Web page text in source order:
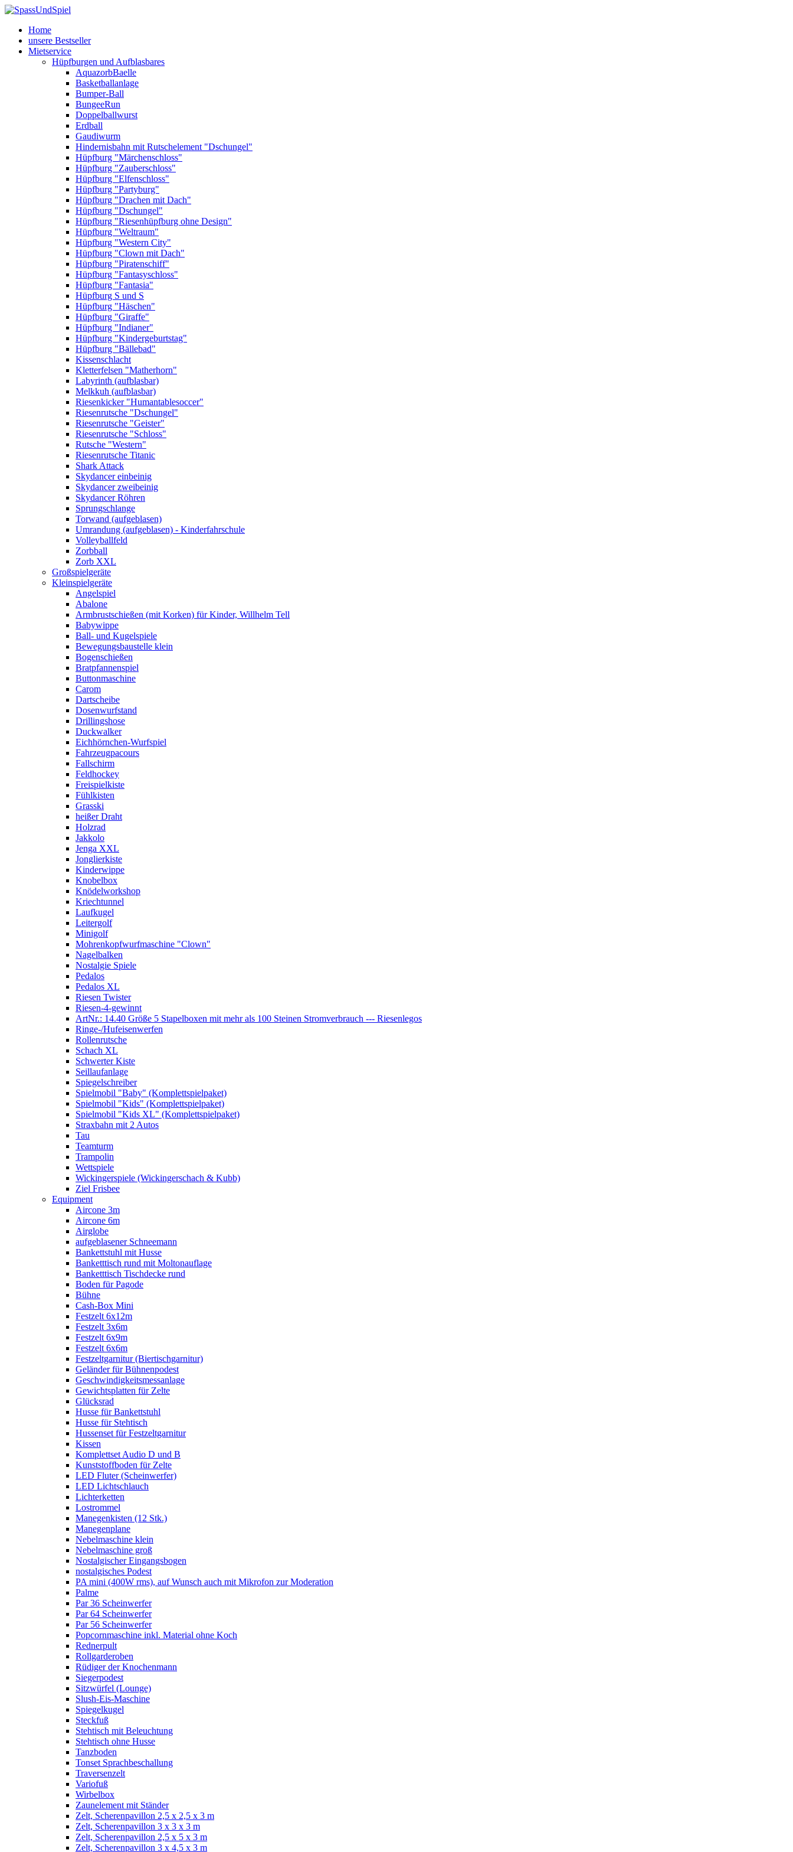
Home
unsere Bestseller
Mietservice
Hüpfburgen und Aufblasbares
AquazorbBaelle
Basketballanlage
Bumper-Ball
BungeeRun
Doppelballwurst
Erdball
Gaudiwurm
Hindernisbahn mit Rutschelement "Dschungel"
Hüpfburg "Märchenschloss"
Hüpfburg "Zauberschloss"
Hüpfburg "Elfenschloss"
Hüpfburg "Partyburg"
Hüpfburg "Drachen mit Dach"
Hüpfburg "Dschungel"
Hüpfburg "Riesenhüpfburg ohne Design"
Hüpfburg "Weltraum"
Hüpfburg "Western City"
Hüpfburg "Clown mit Dach"
Hüpfburg "Piratenschiff"
Hüpfburg "Fantasyschloss"
Hüpfburg "Fantasia"
Hüpfburg S und S
Hüpfburg "Häschen"
Hüpfburg "Giraffe"
Hüpfburg "Indianer"
Hüpfburg "Kindergeburtstag"
Hüpfburg "Bällebad"
Kissenschlacht
Kletterfelsen "Matherhorn"
Labyrinth (aufblasbar)
Melkkuh (aufblasbar)
Riesenkicker "Humantablesoccer"
Riesenrutsche "Dschungel"
Riesenrutsche "Geister"
Riesenrutsche "Schloss"
Rutsche "Western"
Riesenrutsche Titanic
Shark Attack
Skydancer einbeinig
Skydancer zweibeinig
Skydancer Röhren
Sprungschlange
Torwand (aufgeblasen)
Umrandung (aufgeblasen) - Kinderfahrschule
Volleyballfeld
Zorbball
Zorb XXL
Großspielgeräte
Kleinspielgeräte
Angelspiel
Abalone
Armbrustschießen (mit Korken) für Kinder, Willhelm Tell
Babywippe
Ball- und Kugelspiele
Bewegungsbaustelle klein
Bogenschießen
Bratpfannenspiel
Buttonmaschine
Carom
Dartscheibe
Dosenwurfstand
Drillingshose
Duckwalker
Eichhörnchen-Wurfspiel
Fahrzeugpacours
Fallschirm
Feldhockey
Freispielkiste
Fühlkisten
Grasski
heißer Draht
Holzrad
Jakkolo
Jenga XXL
Jonglierkiste
Kinderwippe
Knobelbox
Knödelworkshop
Kriechtunnel
Laufkugel
Leitergolf
Minigolf
Mohrenkopfwurfmaschine "Clown"
Nagelbalken
Nostalgie Spiele
Pedalos
Pedalos XL
Riesen Twister
Riesen-4-gewinnt
ArtNr.: 14.40 Größe 5 Stapelboxen mit mehr als 100 Steinen Stromverbrauch --- Riesenlegos
Ringe-/Hufeisenwerfen
Rollenrutsche
Schach XL
Schwerter Kiste
Seillaufanlage
Spiegelschreiber
Spielmobil "Baby" (Komplettspielpaket)
Spielmobil "Kids" (Komplettspielpaket)
Spielmobil "Kids XL" (Komplettspielpaket)
Straxbahn mit 2 Autos
Tau
Teamturm
Trampolin
Wettspiele
Wickingerspiele (Wickingerschach & Kubb)
Ziel Frisbee
Equipment
Aircone 3m
Aircone 6m
Airglobe
aufgeblasener Schneemann
Bankettstuhl mit Husse
Banketttisch rund mit Moltonauflage
Banketttisch Tischdecke rund
Boden für Pagode
Bühne
Cash-Box Mini
Festzelt 6x12m
Festzelt 3x6m
Festzelt 6x9m
Festzelt 6x6m
Festzeltgarnitur (Biertischgarnitur)
Geländer für Bühnenpodest
Geschwindigkeitsmessanlage
Gewichtsplatten für Zelte
Glücksrad
Husse für Bankettstuhl
Husse für Stehtisch
Hussenset für Festzeltgarnitur
Kissen
Komplettset Audio D und B
Kunststoffboden für Zelte
LED Fluter (Scheinwerfer)
LED Lichtschlauch
Lichterketten
Lostrommel
Manegenkisten (12 Stk.)
Manegenplane
Nebelmaschine klein
Nebelmaschine groß
Nostalgischer Eingangsbogen
nostalgisches Podest
PA mini (400W rms), auf Wunsch auch mit Mikrofon zur Moderation
Palme
Par 36 Scheinwerfer
Par 64 Scheinwerfer
Par 56 Scheinwerfer
Popcornmaschine inkl. Material ohne Koch
Rednerpult
Rollgarderoben
Rüdiger der Knochenmann
Siegerpodest
Sitzwürfel (Lounge)
Slush-Eis-Maschine
Spiegelkugel
Steckfuß
Stehtisch mit Beleuchtung
Stehtisch ohne Husse
Tanzboden
Tonset Sprachbeschallung
Traversenzelt
Variofuß
Wirbelbox
Zaunelement mit Ständer
Zelt, Scherenpavillon 2,5 x 2,5 x 3 m
Zelt, Scherenpavillon 3 x 3 x 3 m
Zelt, Scherenpavillon 2,5 x 5 x 3 m
Zelt, Scherenpavillon 3 x 4,5 x 3 m